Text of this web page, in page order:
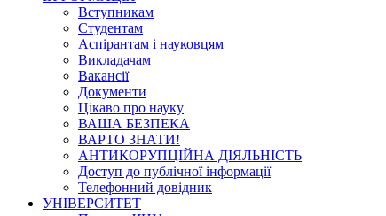
Вступникам
Студентам
Аспірантам і науковцям
Викладачам
Вакансії
Документи
Цікаво про науку
ВАША БЕЗПЕКА
ВАРТО ЗНАТИ!
АНТИКОРУПЦІЙНА ДІЯЛЬНІСТЬ
Доступ до публічної інформації
Телефонний довідник
УНІВЕРСИТЕТ